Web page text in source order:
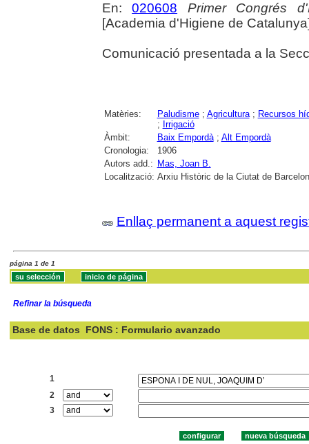
En:020608
Primer Congrés
[Academia d'Higiene de
Comunicació presentada a la
Matèries: Paludisme; Agricultura; Recursos
; Irrigació
Àmbit:
Baix Empordà; Alt Empordà
Cronologia:
1906
Autors add.: Mas, Joan B.
Localització: Arxiu Històric de la Ciutat de
Enllaç permanent a aquest
página 1 de 1
Refinar la búsqueda
Base de datos FONS : Formulario avanzado
1
2
3